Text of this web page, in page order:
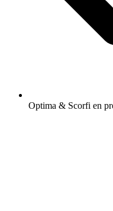
Optima & Scorfi en